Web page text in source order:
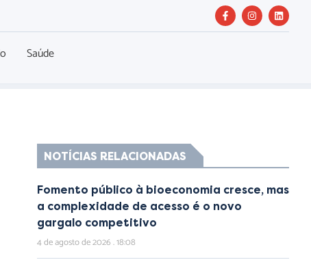
Saúde
NOTÍCIAS RELACIONADAS
Fomento público à bioeconomia cresce, mas
a complexidade de acesso é o novo
gargalo competitivo
4 de agosto de 2026 18:08